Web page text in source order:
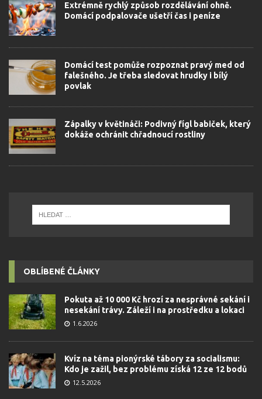
Extrémně rychlý způsob rozdělávání ohně.
Domácí podpalovače ušetří čas i peníze
Domácí test pomůže rozpoznat pravý med od
falešného. Je třeba sledovat hrudky i bílý
povlak
Zápalky v květináči: Podivný fígl babiček, který
dokáže ochránit chřadnoucí rostliny
OBLÍBENÉ ČLÁNKY
Pokuta až 10 000 Kč hrozí za nesprávné sekání i
nesekání trávy. Záleží i na prostředku a lokaci
1.6.2026
Kvíz na téma pionýrské tábory za socialismu:
Kdo je zažil, bez problému získá 12 ze 12 bodů
12.5.2026